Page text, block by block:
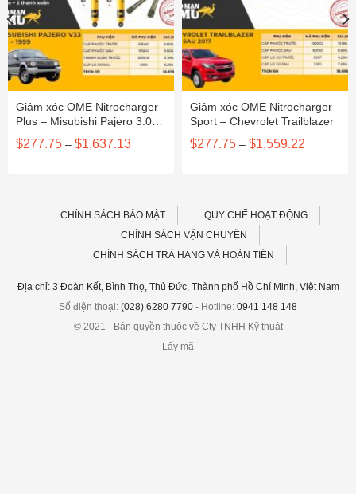
Giảm xóc OME Nitrocharger
Plus – Misubishi Pajero 3.0
1991-1999 (lò xo sau)
$277.75 – $1,637.13Khoảng
Giảm xóc OME Nitrocharger
Sport – Chevrolet Trailblazer
$277.75 – $1,559.22
CHÍNH SÁCH BẢO MẬT
QUY CHẾ HOẠT ĐỘNG
CHÍNH SÁCH VẬN CHUYỂN
CHÍNH SÁCH TRẢ HÀNG VÀ HOÀN TIỀN
Địa chỉ: 3 Đoàn Kết, Bình Thọ, Thủ Đức, Thành phố Hồ Chí Minh, Việt Nam
Số điện thoại: (028) 6280 7790 - Hotline: 0941 148 148
© 2021 - Bản quyền thuộc về Cty TNHH Kỹ thuật
Lấy mã